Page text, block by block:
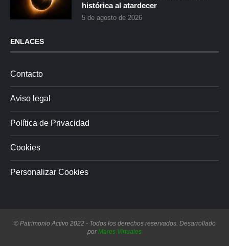
histórica al atardecer
5 de agosto de 2026
ENLACES
Contacto
Aviso legal
Política de Privacidad
Cookies
Personalizar Cookies
© Patrimonio Activo 2022 - Todos los derechos reservados. Desarrollado
porMares Virtuales